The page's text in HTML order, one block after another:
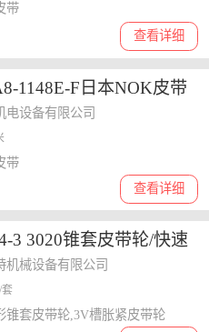
查看详细
带
1148E-F日本NOK皮带
电设备有限公司
查看详细
带
3 3020锥套皮带轮/快速
胀紧皮带轮
机械设备有限公司
/套
锥套皮带轮,3V槽胀紧皮带轮